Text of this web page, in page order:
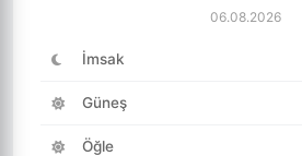
06.08.2026
İmsak
Güneş
Öğle